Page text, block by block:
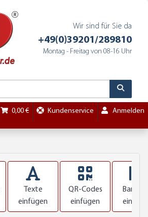
Wir sind für Sie da
+49(0)39201/289810
Montag - Freitag von 08-16 Uhr
0,00 € Kundenservice Anmelden
Texte
einfügen
QR-Codes
einfügen